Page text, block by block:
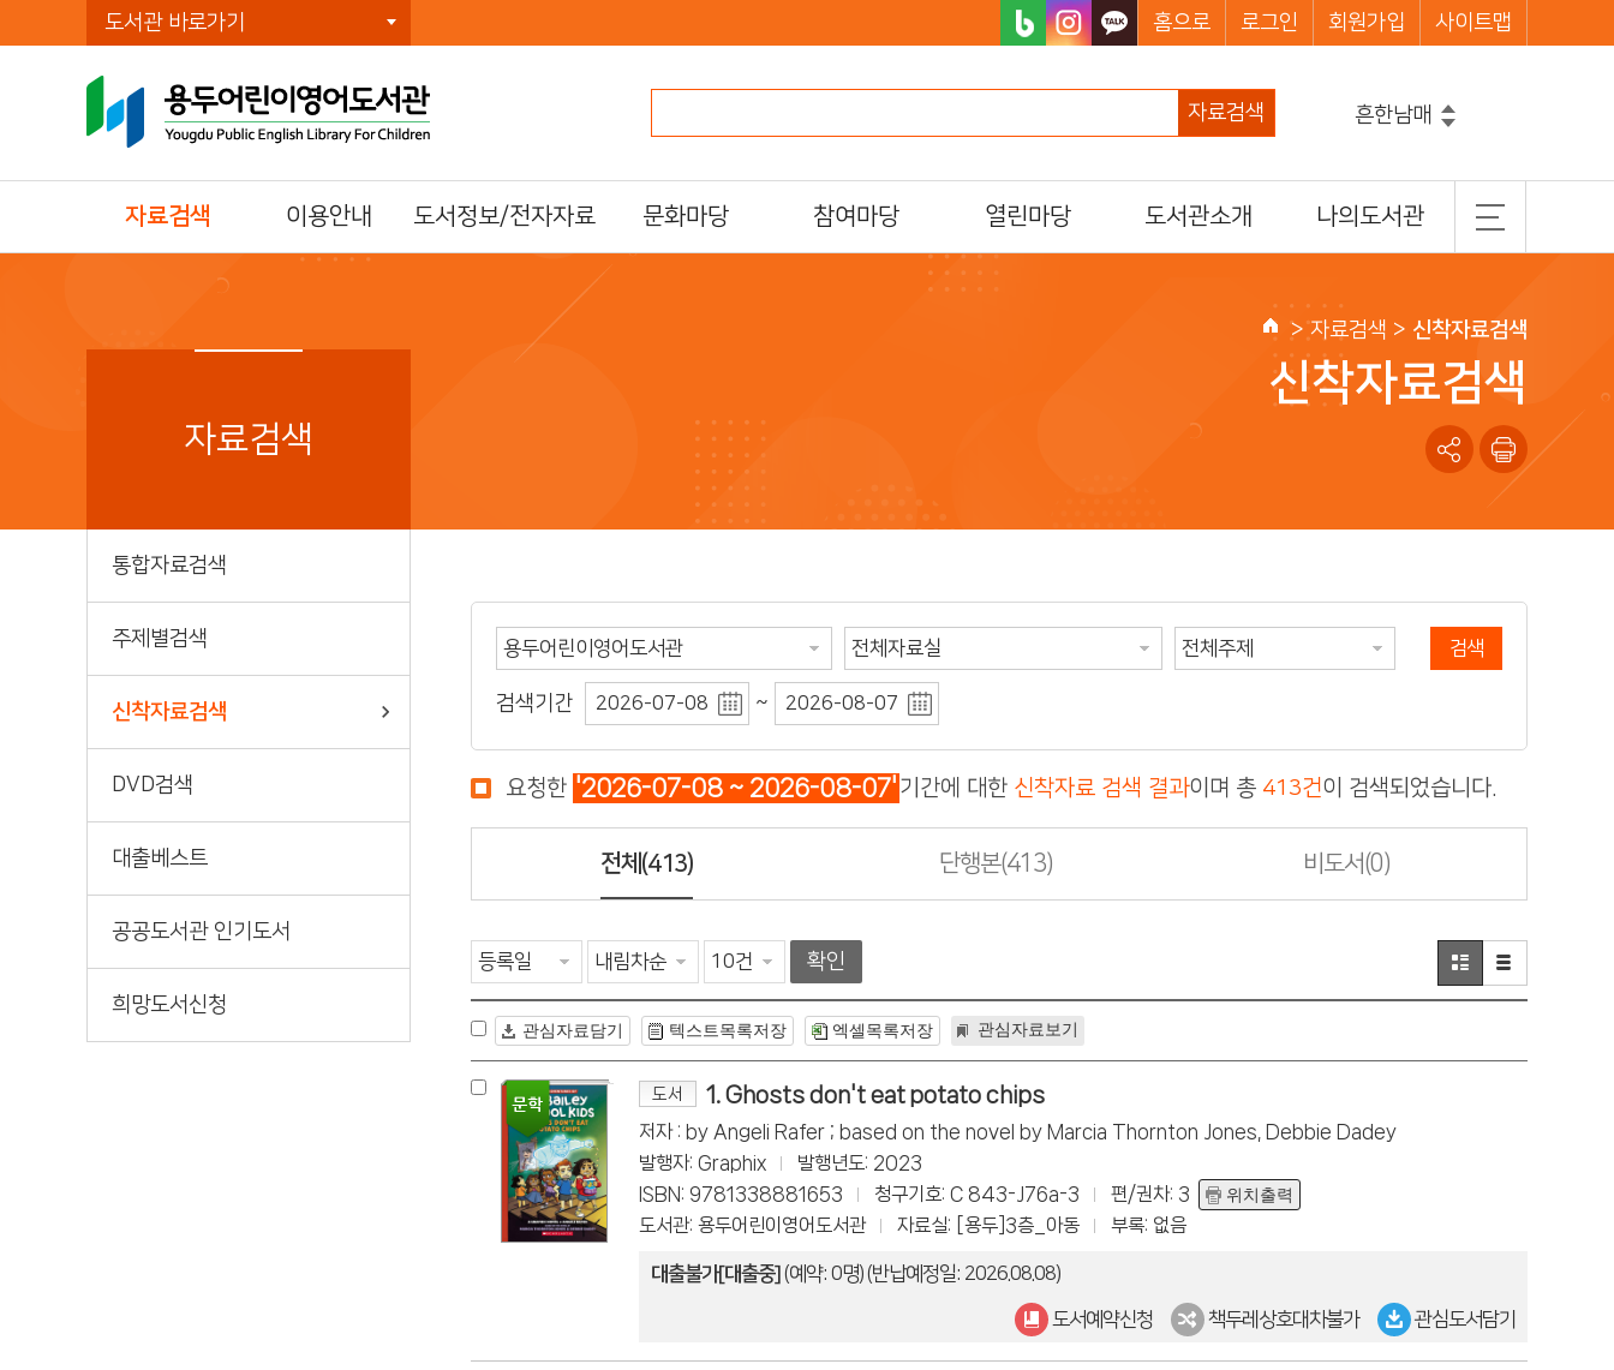
도서관 바로가기 홈으로 로그인 회원가입 사이트맵
자료검색
흔한남매
코믹메이플스토리수학도둑
마법천자문
손오공의한자대탐험마법천자문
설민석의한국사대모험
자료검색
신착자료검색
공공도서관 인기도
이용안내
자료이용방법
책이음회원전환
시설이용방법
책나래
도서정보/전자자료
전자잡지(E-Journal)
문화마당 참여마당 열린마당
알립니다
도서관소개 나의도서관
도서이용정보
관심도서목록
나의신청정보
자료검색
통합자료검색
주제별검색
신착자료검색
DVD검색
대출베스트
공공도서관 인기도서
희망도서신청
홈
>자료검색 > 신착자료검색
신착자료검색
검색기간 ~
검색
요청한 '2026-07-08 ~ 2026-08-07'기간에 대한 신착자료 검색 결과이며 총 413건이 검색되었습니다.
전체 (413) 단행본(413) 비도서(0)
확인
관심자료담기 텍스트목록저장 엑셀목록저장 관심자료보기
도서 1. Ghosts don't eat potato chips
저자 : by Angeli Rafer ; based on the novel by Marcia Thornton Jones, Debbie Dadey
발행자: Graphix
발행년도: 2023
ISBN: 9781338881653
청구기호: C 843-J76a-3 편/권차: 3 위치출력
도서관: 용두어린이영어도서관 자료실: [용두]3층_아동 부록: 없음
대출불가[대출중] (예약: 0명)(반납예정일: 2026.08.08)
도서예약신청 책두레상호대차불가 관심도서담기